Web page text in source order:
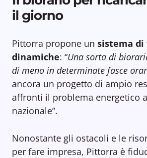
il giorno
Pittorra propone un sistema
dinamiche: “Una sorta di
di meno in determinate fasce
ancora un progetto di ampio
affronti il problema energetico
nazionale”.
Nonostante gli ostacoli e le
per fare impresa, Pittorra è